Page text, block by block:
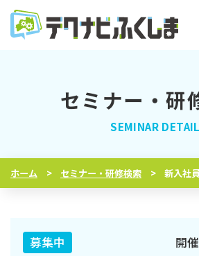
トップページ
セミナー・研修
テクナビふくし
セミナー・研
ホーム セミナー・研修検索 新入社
開
募集中